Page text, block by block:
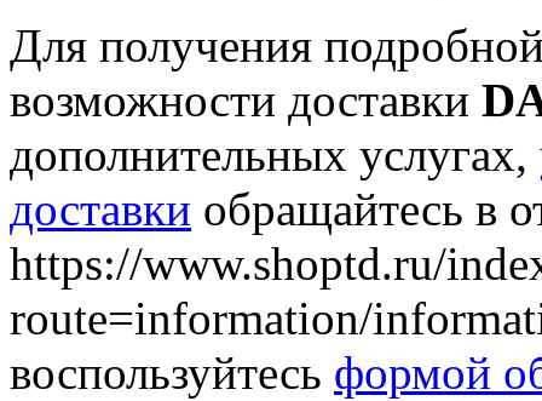
Для получения
возможности доставки
дополнительных услугах,
доставки обращайтесь в
https://www.shoptd.ru/
route=information/
воспользуйтесь формой